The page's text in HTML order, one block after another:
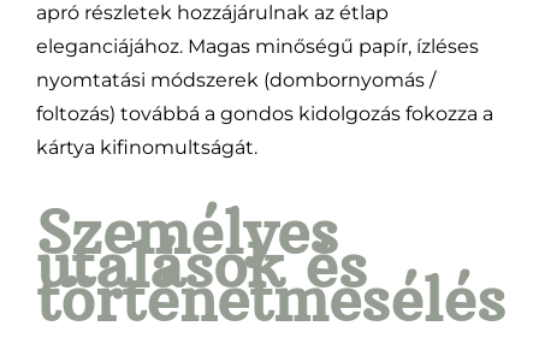
apró részletek hozzájárulnak az étlap
eleganciájához. Magas minőségű papír, ízléses
nyomtatási módszerek (dombornyomás /
foltozás) továbbá a gondos kidolgozás fokozza a
kártya kifinomultságát.
Személyes
utalások és
történetmesélés